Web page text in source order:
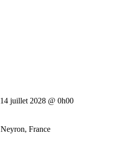
14 juillet 2028 @ 0h00
Neyron, France